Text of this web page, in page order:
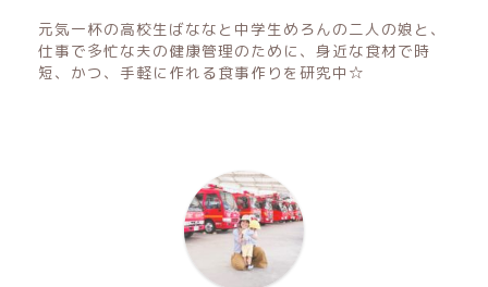
元気一杯の高校生ばななと中学生めろんの二人の娘と、
仕事で多忙な夫の健康管理のために、身近な食材で時
短、かつ、手軽に作れる食事作りを研究中☆